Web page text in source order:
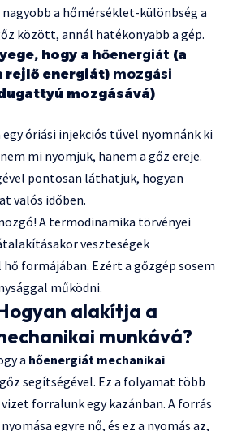
a hőmérséklet-különbség a
között, annál hatékonyabb a gép.
hogy a hőenergiát (a
rejlő energiát) mozgási
mozgásává)
óriási injekciós tűvel nyomnánk ki
mi nyomjuk, hanem a gőz ereje.
pontosan láthatjuk, hogyan
valós időben.
A termodinamika törvényei
veszteségek
formájában. Ezért a gőzgép sosem
működni.
alakítja a
munkává?
a hőenergiát mechanikai
segítségével. Ez a folyamat több
forralunk egy kazánban. A forrás
egyre nő, és ez a nyomás az,